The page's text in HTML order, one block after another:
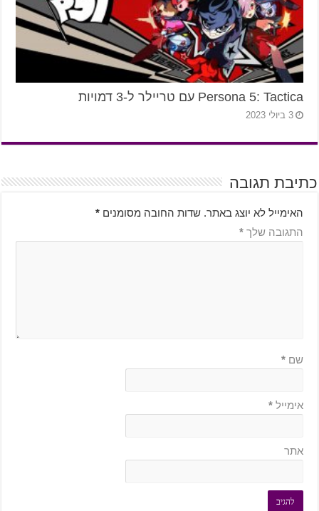
Persona 5: Tactica עם טריילר ל-3 דמויות
3 ביולי 2023
כתיבת תגובה
האימייל לא יוצג באתר. שדות החובה מסומנים *
התגובה שלך *
שם *
אימייל *
אתר